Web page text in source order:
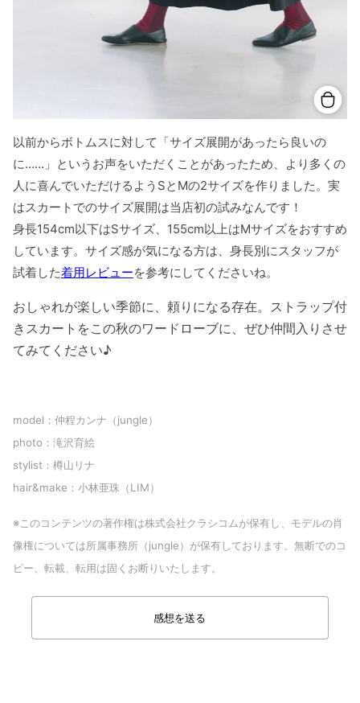
以前からボトムスに対して「サイズ展開があったら良いの
に……」というお声をいただくことがあったため、より多くの
人に喜んでいただけるようSとMの2サイズを作りました。実
はスカートでのサイズ展開は当店初の試みなんです！
身長154cm以下はSサイズ、155cm以上はMサイズをおすすめ
しています。サイズ感が気になる方は、身長別にスタッフが
試着した着用レビューを参考にしてくださいね。
おしゃれが楽しい季節に、頼りになる存在。ストラップ付
きスカートをこの秋のワードローブに、ぜひ仲間入りさせ
てみてください♪
model：仲程カンナ（jungle）
photo：滝沢育絵
stylist：樽山リナ
hair&make：小林亜珠（LIM）
※このコンテンツの著作権は株式会社クラシコムが保有し、モデルの肖
像権については所属事務所（jungle）が保有しております。無断でのコ
ピー、転載、転用は固くお断りいたします。
感想を送る